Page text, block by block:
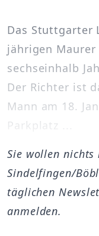
Das Stuttgarter
jährigen
sechseinhalb
Der Richter ist
Mann am 18.
Parkplatz ...
Sie wollen nichts
Sindelfingen/
täglichen
anmelden.